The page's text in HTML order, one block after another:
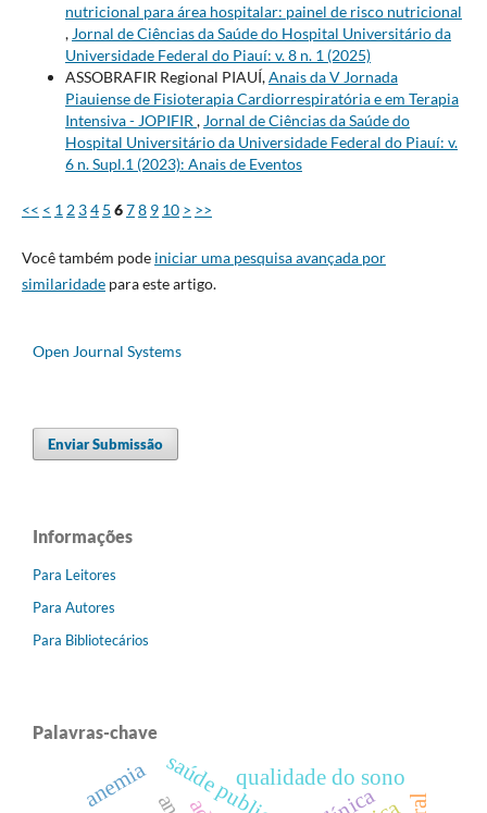
nutricional para área hospitalar: painel de risco nutricional
, Jornal de Ciências da Saúde do Hospital Universitário da
Universidade Federal do Piauí: v. 8 n. 1 (2025)
ASSOBRAFIR Regional PIAUÍ,Anais da V Jornada
Piauiense de Fisioterapia Cardiorrespiratória e em Terapia
Intensiva - JOPIFIR , Jornal de Ciências da Saúde do
Hospital Universitário da Universidade Federal do Piauí: v.
6 n. Supl.1 (2023): Anais de Eventos
<< < 1 2 34 5 678 9 10 > >>
Você também pode iniciar uma pesquisa avançada por
similaridadepara este artigo.
Open Journal Systems
Enviar Submissão
Informações
Para Leitores
Para Autores
Para Bibliotecários
Palavras-chave
saúde publicaqualidade do sono
anemia